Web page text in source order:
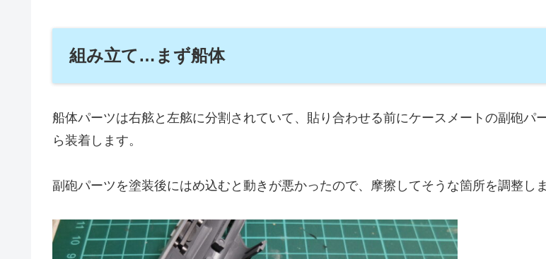
組み立て…まず船体
船体パーツは右舷と左舷に分割されていて、貼り合わせる前にケースメートの副砲パ
ら装着します。
副砲パーツを塗装後にはめ込むと動きが悪かったので、摩擦してそうな箇所を調整しま